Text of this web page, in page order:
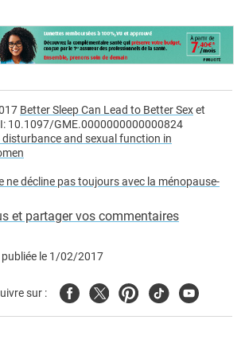
Better Sleep Can Lead to Better Sexet
10.1097/GME.0000000000000824
and sexual function in
ne décline pas toujours avec la ménopause-
et partager vos commentaires
le 1/02/2017
sur : FacebookTwitterPinterest
TiktokYoutube